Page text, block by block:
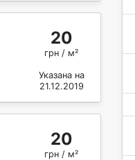
20
грн / м²
Указана на
21.12.2019
20
грн / м²